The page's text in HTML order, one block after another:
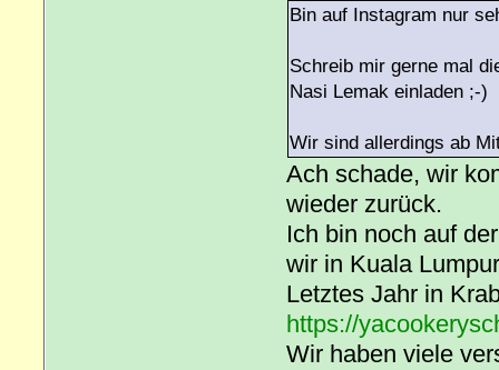
Bin auf Instagram nur
Schreib mir gerne mal
Nasi Lemak einladen ;-)
Wir sind allerdings ab
Ach schade, wir
wieder zurück.
Ich bin noch auf
wir in Kuala
Letztes Jahr in
https://
Wir haben viele